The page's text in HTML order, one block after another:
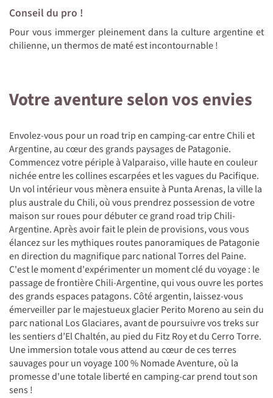
Conseil du pro !
Pour vous immerger pleinement dans la culture argentine et
chilienne, un thermos de maté est incontournable !
Votre aventure selon vos envies
Envolez-vous pour un road trip en camping-car entre Chili et
Argentine, au cœur des grands paysages de Patagonie.
Commencez votre périple à Valparaiso, ville haute en couleur
nichée entre les collines escarpées et les vagues du Pacifique.
Un vol intérieur vous mènera ensuite à Punta Arenas, la ville la
plus australe du Chili, où vous prendrez possession de votre
maison sur roues pour débuter ce grand road trip Chili-
Argentine. Après avoir fait le plein de provisions, vous vous
élancez sur les mythiques routes panoramiques de Patagonie
en direction du magnifique parc national Torres del Paine.
C'est le moment d'expérimenter un moment clé du voyage : le
passage de frontière Chili-Argentine, qui vous ouvre les portes
des grands espaces patagons. Côté argentin, laissez-vous
émerveiller par le majestueux glacier Perito Moreno au sein du
parc national Los Glaciares, avant de poursuivre vos treks sur
les sentiers d’El Chaltén, au pied du Fitz Roy et du Cerro Torre.
Une immersion totale vous attend au cœur de ces terres
sauvages pour un voyage 100 % Nomade Aventure, où la
promesse d'une totale liberté en camping-car prend tout son
sens !